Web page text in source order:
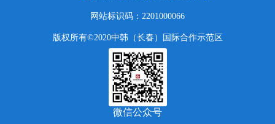
网站标识码：2201000066
版权所有©️2020中韩（长春）国际合作示范区
微信公众号